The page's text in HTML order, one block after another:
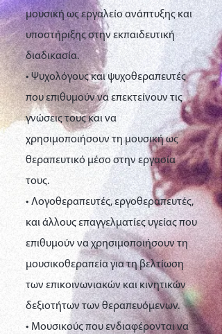
μουσική ως εργαλείο ανάπτυξης και
υποστήριξης στην εκπαιδευτική
διαδικασία.
• Ψυχολόγους και ψυχοθεραπευτές
που επιθυμούν να επεκτείνουν τις
γνώσεις τους και να
χρησιμοποιήσουν τη μουσική ως
θεραπευτικό μέσο στην εργασία
τους.
• Λογοθεραπευτές, εργοθεραπευτές,
και άλλους επαγγελματίες υγείας που
επιθυμούν να χρησιμοποιήσουν τη
μουσικοθεραπεία για τη βελτίωση
των επικοινωνιακών και κινητικών
δεξιοτήτων των θεραπευόμενων.
• Μουσικούς που ενδιαφέρονται να